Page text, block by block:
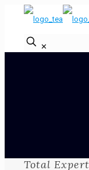
✕
Total